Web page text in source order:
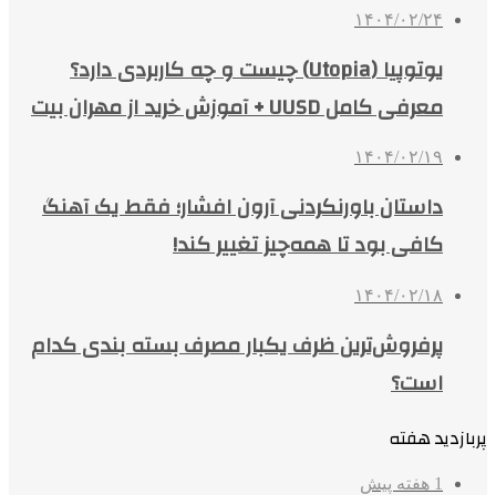
۱۴۰۴/۰۲/۲۴
یوتوپیا (Utopia) چیست و چه کاربردی دارد؟
معرفی کامل UUSD + آموزش خرید از مهران بیت
۱۴۰۴/۰۲/۱۹
داستان باورنکردنی آرون افشار؛ فقط یک آهنگ
کافی بود تا همه‌چیز تغییر کند!
۱۴۰۴/۰۲/۱۸
پرفروش‌ترین ظرف یکبار مصرف بسته بندی کدام
است؟
پربازدید هفته
1 هفته پیش